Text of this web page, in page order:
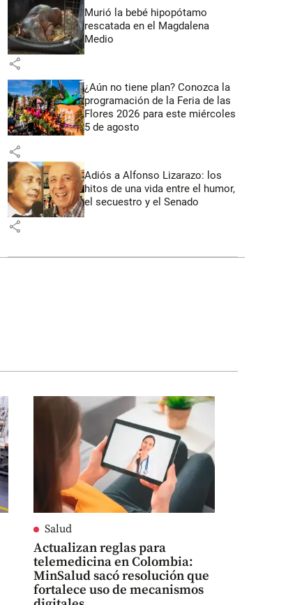
Murió la bebé hipopótamo
rescatada en el Magdalena
Medio
share
¿Aún no tiene plan? Conozca la
programación de la Feria de las
Flores 2026 para este miércoles
5 de agosto
share
Adiós a Alfonso Lizarazo: los
hitos de una vida entre el humor,
el secuestro y el Senado
share
Salud
Actualizan reglas para
telemedicina en Colombia:
MinSalud sacó resolución que
fortalece uso de mecanismos